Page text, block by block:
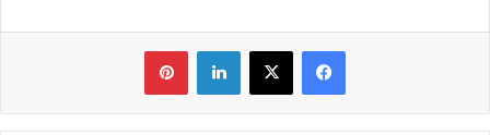
فیس بوک X لینکدین ‫پین‌ترست